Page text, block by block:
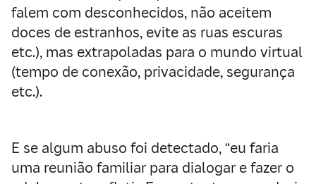
falem com desconhecidos, não aceitem
doces de estranhos, evite as ruas escuras
etc.), mas extrapoladas para o mundo virtual
(tempo de conexão, privacidade, segurança
etc.).
E se algum abuso foi detectado, “eu faria
uma reunião familiar para dialogar e fazer o